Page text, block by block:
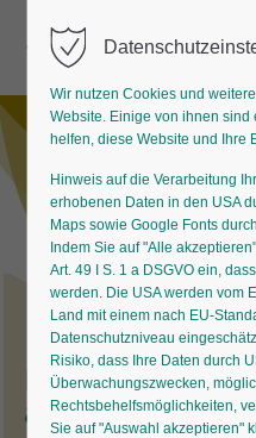
Ein
auf einen
Wir nutzen Cookies und
Website. Einige von ihnen
helfen, diese Website und Ihre
Hinweis auf die Verarbeitung
erhobenen Daten in den USA
Maps sowie Google Fonts
Indem Sie auf "Alle
Art. 49 I S. 1 a DSGVO ein,
werden. Die USA werden vom
Land mit einem nach EU-
Datenschutzniveau
Risiko, dass Ihre Daten durch
Überwachungszwecken,
Rechtsbehelfsmöglichkeiten,
Sie auf "Auswahl akzeptieren"